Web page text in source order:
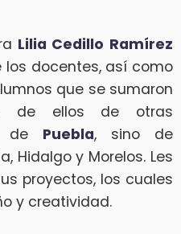
Lilia Cedillo Ramírez
docentes, así como
que se sumaron
de ellos de otras
de Puebla, sino de
Hidalgo y Morelos. Les
proyectos, los cuales
y creatividad.